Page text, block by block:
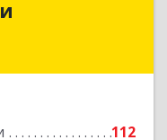
112